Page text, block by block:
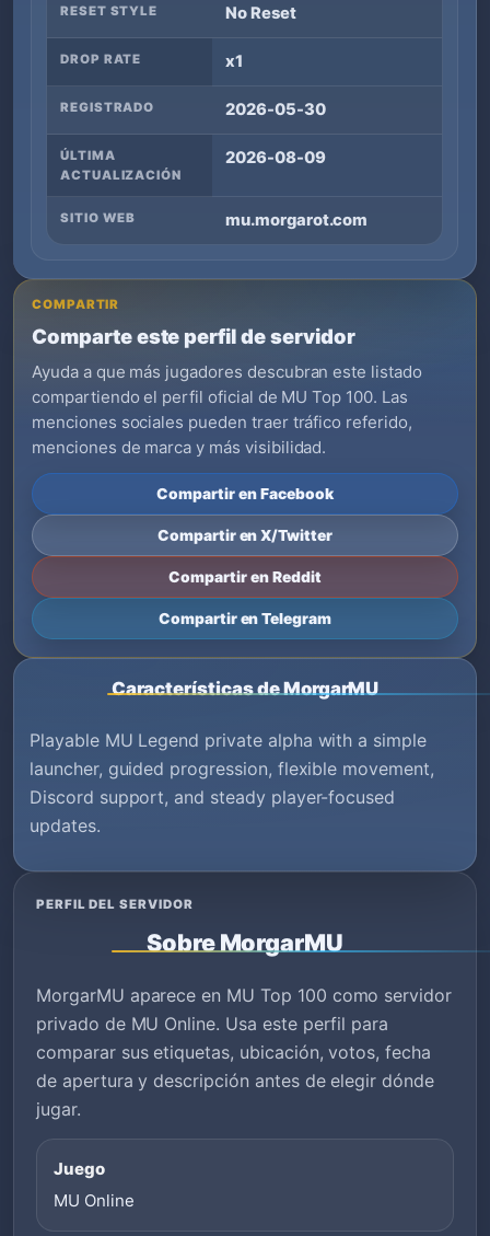
RESET STYLE No Reset
DROP RATE x1
REGISTRADO 2026-05-30
ÚLTIMA
ACTUALIZACIÓN
2026-08-09
SITIO WEB mu.morgarot.com
COMPARTIR
Comparte este perfil de servidor
Ayuda a que más jugadores descubran este listado
compartiendo el perfil oficial de MU Top 100. Las
menciones sociales pueden traer tráfico referido,
menciones de marca y más visibilidad.
Compartir en Facebook
Compartir en X/Twitter
Compartir en Reddit
Compartir en Telegram
Características de MorgarMU
Playable MU Legend private alpha with a simple
launcher, guided progression, flexible movement,
Discord support, and steady player-focused
updates.
PERFIL DEL SERVIDOR
Sobre MorgarMU
MorgarMU aparece en MU Top 100 como servidor
privado de MU Online. Usa este perfil para
comparar sus etiquetas, ubicación, votos, fecha
de apertura y descripción antes de elegir dónde
jugar.
Juego
MU Online